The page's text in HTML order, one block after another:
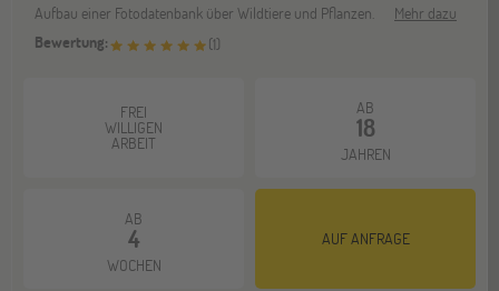
Aufbau einer Fotodatenbank über Wildtiere und Pflanzen.
Mehr dazu
Bewertung:
(1)
FREI
WILLIGEN
ARBEIT
AB
18
JAHREN
AB
4
WOCHEN
AUF ANFRAGE